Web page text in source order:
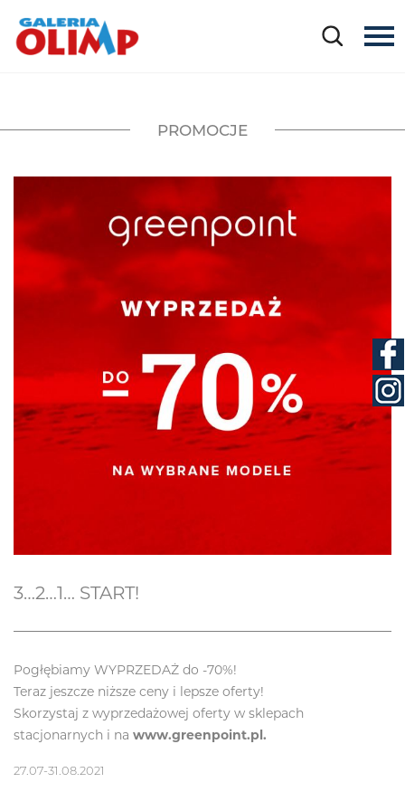
PROMOCJE
3…2…1… START!
Pogłębiamy WYPRZEDAŻ do -70%!
Teraz jeszcze niższe ceny i lepsze oferty!
Skorzystaj z wyprzedażowej oferty w sklepach
stacjonarnych i na www.greenpoint.pl.
27.07-31.08.2021